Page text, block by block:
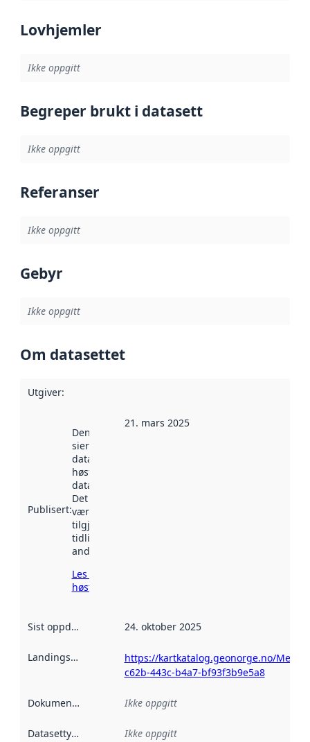
Lovhjemler
Ikke oppgitt
Begreper brukt i datasett
Ikke oppgitt
Referanser
Ikke oppgitt
Gebyr
Ikke oppgitt
Om datasettet
Utgiver:
Publisert:
Denne datoen
sier når
datasettet ble
høstet av
data.norge.no.
Det kan ha
vært
tilgjengelig
tidligere
andre steder.
Les mer om
høsting her
21. mars 2025
Sist oppdatert 24. oktober 2025
Landingsside
https://kartkatalog.geonorge.no/
c62b-443c-b4a7-bf93f3b9e5a8
Dokumentasjon Ikke oppgitt
Datasettype Ikke oppgitt